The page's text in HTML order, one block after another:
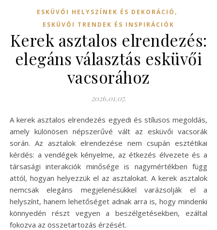
ESKÜVŐI HELYSZÍNEK ÉS DEKORÁCIÓ ,
ESKÜVŐI TRENDEK ÉS INSPIRÁCIÓK
Kerek asztalos elrendezés:
elegáns választás esküvői
vacsorához
2026.01.07.
A kerek asztalos elrendezés egyedi és stílusos megoldás,
amely különösen népszerűvé vált az esküvői vacsorák
során. Az asztalok elrendezése nem csupán esztétikai
kérdés: a vendégek kényelme, az étkezés élvezete és a
társasági interakciók minősége is nagymértékben függ
attól, hogyan helyezzük el az asztalokat. A kerek asztalok
nemcsak elegáns megjelenésükkel varázsolják el a
helyszínt, hanem lehetőséget adnak arra is, hogy mindenki
könnyedén részt vegyen a beszélgetésekben, ezáltal
fokozva az összetartozás érzését.